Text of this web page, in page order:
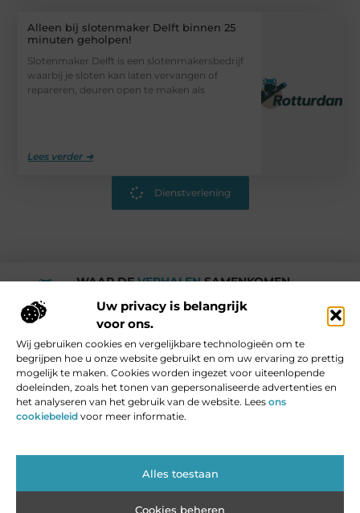
Uw privacy is belangrijk
voor ons.
Wij gebruiken cookies en vergelijkbare technologieën om te
begrijpen hoe u onze website gebruikt en om uw ervaring zo prettig
mogelijk te maken. Cookies worden ingezet voor uiteenlopende
doeleinden, zoals het tonen van gepersonaliseerde advertenties en
het analyseren van het gebruik van de website. Lees ons
cookiebeleid voor meer informatie.
Alles toestaan
Cookies beheren
Alleen bij slotenmaker Delft binnen 25
minuten geholpen!
Slotenmaker Delft is een slotenmakersbedrijf
waarbij je sloten kan laten vervangen of
repareren, deuren open te maken als
Lees verder ➜
Dienstverlening
WAAR DEVERHALENSAMENKOMEN.
Media en Beroemde mensen
Vind Ons Hier :
Blog plaatsen Website index